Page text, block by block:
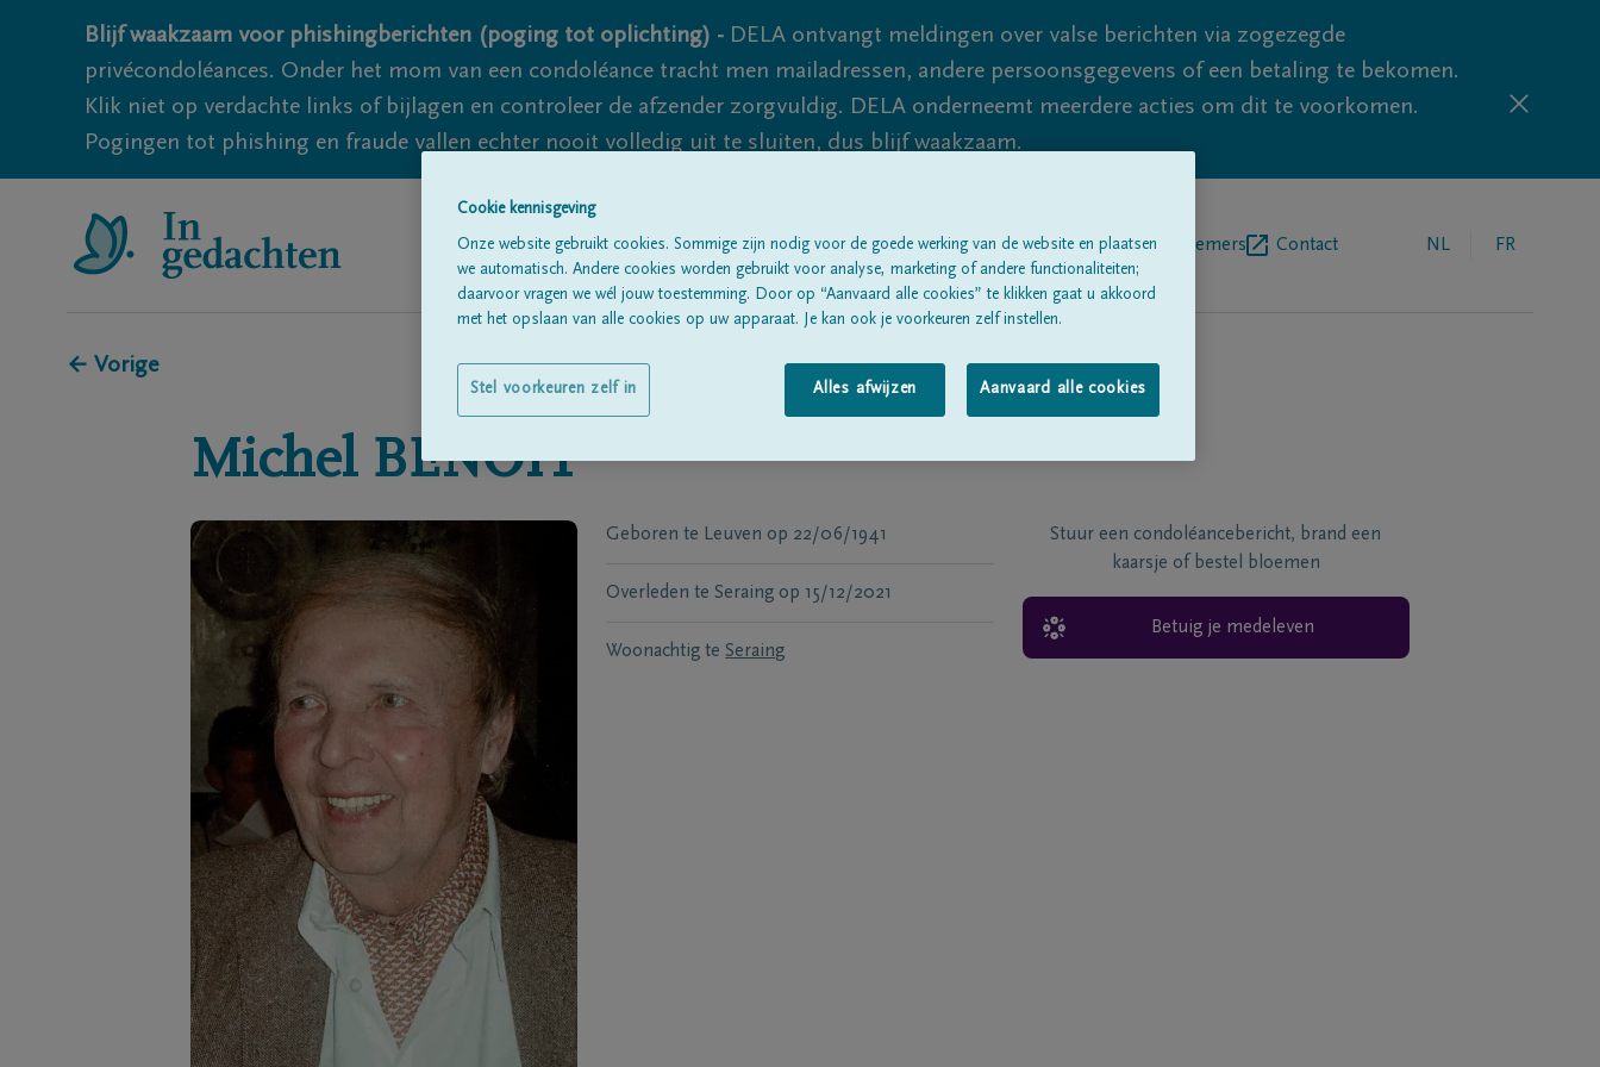
Blijf waakzaam voor phishingberichten (poging tot oplichting) - DELA ontvangt meldingen over valse berichten via zogezegde
privécondoléances. Onder het mom van een condoléance tracht men mailadressen, andere persoonsgegevens of een betaling te bekomen.
Klik niet op verdachte links of bijlagen en controleer de afzender zorgvuldig. DELA onderneemt meerdere acties om dit te voorkomen.
Pogingen tot phishing en fraude vallen echter nooit volledig uit te sluiten, dus blijf waakzaam.
Alle rouwberichtenOver onsBegrafenisondernemers Contact NL FR
← Vorige
Michel BENOIT
Geboren te Leuven op 22/06/1941
Overleden te Seraing op 15/12/2021
Woonachtig te Seraing
Stuur een condoléancebericht, brand een
kaarsje of bestel bloemen
Betuig je medeleven
Cookie kennisgeving
Onze website gebruikt cookies. Sommige zijn nodig voor de goede werking van de website en plaatsen
we automatisch. Andere cookies worden gebruikt voor analyse, marketing of andere functionaliteiten;
daarvoor vragen we wél jouw toestemming. Door op “Aanvaard alle cookies” te klikken gaat u akkoord
met het opslaan van alle cookies op uw apparaat. Je kan ook je voorkeuren zelf instellen.
Alles afwijzen Aanvaard alle cookies
Stel voorkeuren zelf in